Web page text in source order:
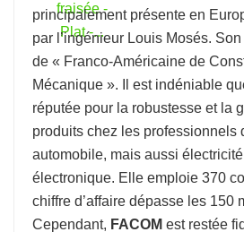
principalement présente en
par l’ingénieur Louis Mosés.
de « Franco-Américaine de
Mécanique ». Il est indéniable
réputée pour la robustesse et la
produits chez les professionnels
automobile, mais aussi
électronique. Elle emploie 370
chiffre d’affaire dépasse les 150
Cependant, FACOM est restée